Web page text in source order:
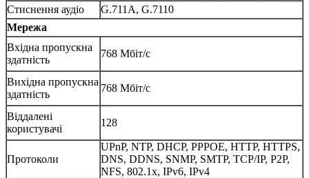
Стиснення аудіо
G.711A, G.7110
Мережа
Вхідна пропускна
здатність
768 Мбіт/с
Вихідна пропускна
здатність
768 Мбіт/с
Віддалені
користувачі
128
Протоколи
UPnP, NTP, DHCP, PPPOE, HTTP, HTTPS,
DNS, DDNS, SNMP, SMTP, TCP/IP, P2P,
NFS, 802.1x, IPv6, IPv4